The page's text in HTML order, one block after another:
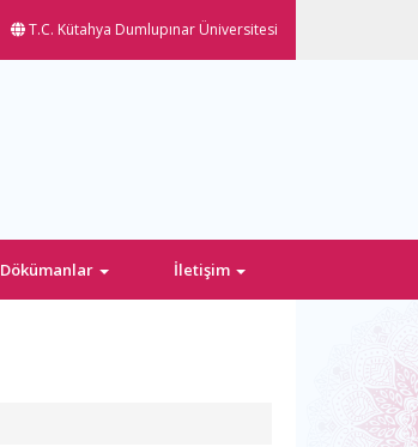
T.C. Kütahya Dumlupınar Üniversitesi
Dökümanlar İletişim